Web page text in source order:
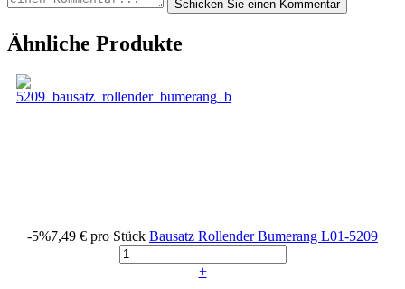
Ähnliche Produkte
-5%7,49 € pro Stück Bausatz Rollender Bumerang L01-5209
+